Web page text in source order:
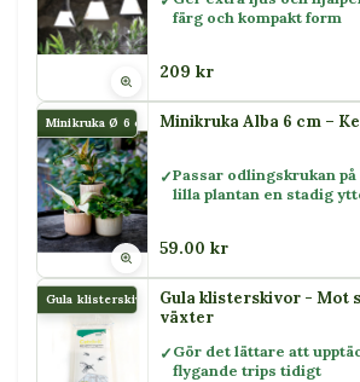
färg och kompakt form
209 kr
Minikruka Ø 6 cm AlbaMinikruka Alba 6 cm –
Passar odlingskrukan
lilla plantan en stadig
59.00 kr
Gula klisterskivor
Gula klisterskivor - Mot
växter
Gör det lättare att
flygande trips tidigt